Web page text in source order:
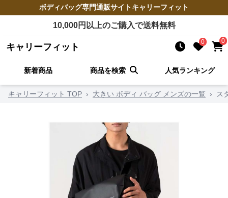
ボディバッグ専門通販サイトキャリーフィット
10,000円以上のご購入で送料無料
キャリーフィット 0 0
新着商品 商品を検索 人気ランキング
キャリーフィット TOP › 大きい ボディ バッグ メンズの一覧 › ス